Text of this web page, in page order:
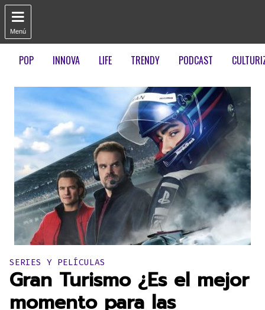

Menú
POP INNOVA LIFE TRENDY PODCAST
Publicado en:
SERIES Y PELÍCULAS
Gran Turismo ¿Es el mejor
momento para las